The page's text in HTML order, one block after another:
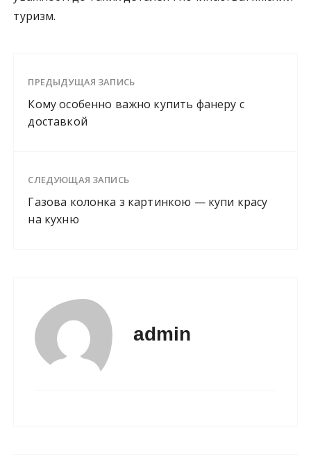
туризм.
ПРЕДЫДУЩАЯ ЗАПИСЬ
Кому особенно важно купить фанеру с
доставкой
СЛЕДУЮЩАЯ ЗАПИСЬ
Газова колонка з картинкою — купи красу
на кухню
admin